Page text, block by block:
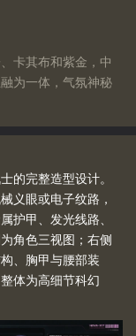
卡其布和紫金，中
为一体，气氛神秘
的完整造型设计。
义眼或电子纹路，
护甲、发光线路、
角色三视图；右侧
、胸甲与腰部装
体为高细节科幻